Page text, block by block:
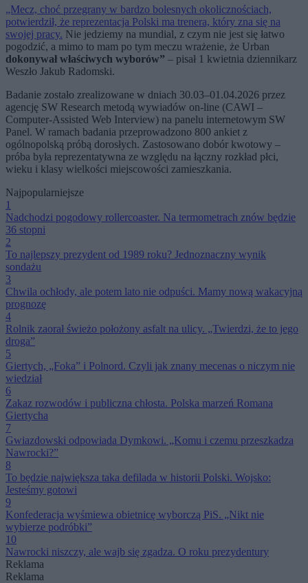
„Mecz, choć przegrany w bardzo bolesnych okolicznościach,
potwierdził, że reprezentacja Polski ma trenera, który zna się na
swojej pracy. Nie jedziemy na mundial, z czym nie jest się łatwo
pogodzić, a mimo to mam po tym meczu wrażenie, że Urban
dokonywał właściwych wyborów” – pisał 1 kwietnia dziennikarz
Weszło Jakub Radomski.
Badanie zostało zrealizowane w dniach 30.03–01.04.2026 przez
agencję SW Research metodą wywiadów on‑line (CAWI –
Computer-Assisted Web Interview) na panelu internetowym SW
Panel. W ramach badania przeprowadzono 800 ankiet z
ogólnopolską próbą dorosłych. Zastosowano dobór kwotowy –
próba była reprezentatywna ze względu na łączny rozkład płci,
wieku i klasy wielkości miejscowości zamieszkania.
Najpopularniejsze
1
Nadchodzi pogodowy rollercoaster. Na termometrach znów będzie
36 stopni
2
To najlepszy prezydent od 1989 roku? Jednoznaczny wynik
sondażu
3
Chwila ochłody, ale potem lato nie odpuści. Mamy nową wakacyjną
prognozę
4
Rolnik zaorał świeżo położony asfalt na ulicy. „Twierdzi, że to jego
droga”
5
Giertych, „Foka” i Polnord. Czyli jak znany mecenas o niczym nie
wiedział
6
Zakaz rozwodów i publiczna chłosta. Polska marzeń Romana
Giertycha
7
Gwiazdowski odpowiada Dymkowi. „Komu i czemu przeszkadza
Nawrocki?”
8
To będzie największa taka defilada w historii Polski. Wojsko:
Jesteśmy gotowi
9
Konfederacja wyśmiewa obietnicę wyborczą PiS. „Nikt nie
wybierze podróbki”
10
Nawrocki niszczy, ale wajb się zgadza. O roku prezydentury
Reklama
Reklama